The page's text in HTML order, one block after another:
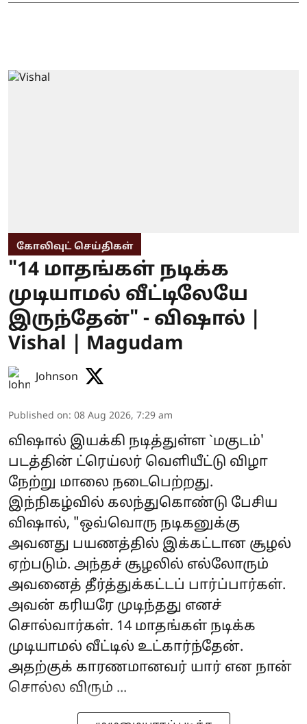
கோலிவுட் செய்திகள்
"14 மாதங்கள் நடிக்க
முடியாமல் வீட்டிலேயே
இருந்தேன்" - விஷால் |
Vishal | Magudam
Johnson
Published on: 08 Aug 2026, 7:29 am
விஷால் இயக்கி நடித்துள்ள `மகுடம்'
படத்தின் ட்ரெய்லர் வெளியீட்டு விழா
நேற்று மாலை நடைபெற்றது.
இந்நிகழ்வில் கலந்துகொண்டு பேசிய
விஷால், "ஒவ்வொரு நடிகனுக்கு
அவனது பயணத்தில் இக்கட்டான சூழல்
ஏற்படும். அந்தச் சூழலில் எல்லோரும்
அவனைத் தீர்த்துக்கட்டப் பார்ப்பார்கள்.
அவன் கரியரே முடிந்தது எனச்
சொல்வார்கள். 14 மாதங்கள் நடிக்க
முடியாமல் வீட்டில் உட்கார்ந்தேன்.
அதற்குக் காரணமானவர் யார் என நான்
சொல்ல விரும் ...